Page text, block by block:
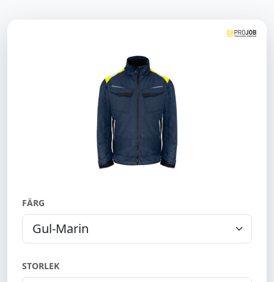
FÄRG
STORLEK